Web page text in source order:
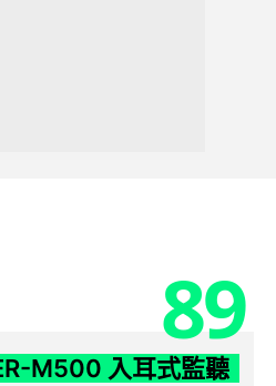
89
M500 入耳式監聽